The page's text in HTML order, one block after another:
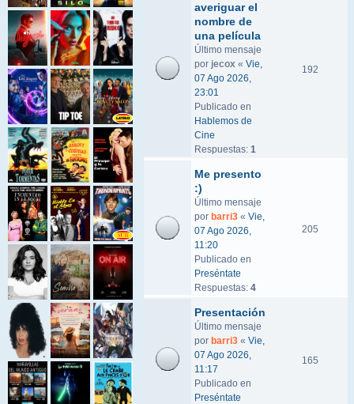
averiguar el
nombre de
una película
Último mensaje
por jecox « Vie,
07 Ago 2026,
23:01
Publicado en
Hablemos de
Cine
Respuestas: 1
192
Me presento
:)
Último mensaje
por barri3 « Vie,
07 Ago 2026,
11:20
Publicado en
Preséntate
Respuestas: 4
205
Presentación
Último mensaje
por barri3 « Vie,
07 Ago 2026,
11:17
Publicado en
Preséntate
165